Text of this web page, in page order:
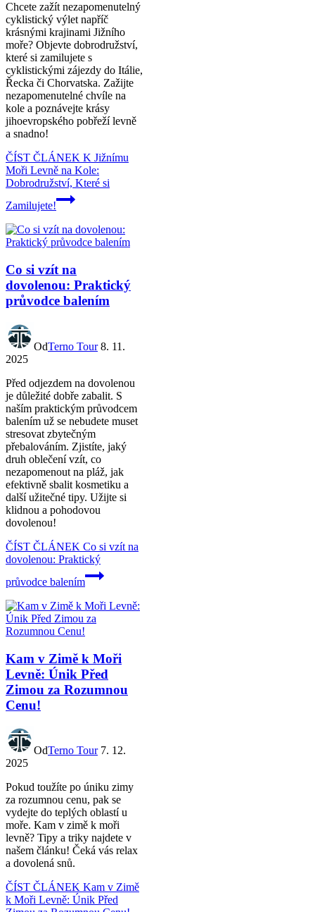
Chcete zažít nezapomenutelný
cyklistický výlet napříč
krásnými krajinami Jižního
moře? Objevte dobrodružství,
které si zamilujete s
cyklistickými zájezdy do Itálie,
Řecka či Chorvatska. Zažijte
nezapomenutelné chvíle na
kole a poznávejte krásy
jihoevropského pobřeží levně
a snadno!
ČÍST ČLÁNEK K Jižnímu
Moři Levně na Kole:
Dobrodružství, Které si
Zamilujete!
Co si vzít na
dovolenou: Praktický
průvodce balením
OdTerno Tour 8. 11.
2025
Před odjezdem na dovolenou
je důležité dobře zabalit. S
naším praktickým průvodcem
balením už se nebudete muset
stresovat zbytečným
přebalováním. Zjistíte, jaký
druh oblečení vzít, co
nezapomenout na pláž, jak
efektivně sbalit kosmetiku a
další užitečné tipy. Užijte si
klidnou a pohodovou
dovolenou!
ČÍST ČLÁNEK Co si vzít na
dovolenou: Praktický
průvodce balením
Kam v Zimě k Moři
Levně: Únik Před
Zimou za Rozumnou
Cenu!
OdTerno Tour 7. 12.
2025
Pokud toužíte po úniku zimy
za rozumnou cenu, pak se
vydejte do teplých oblastí u
moře. Kam v zimě k moři
levně? Tipy a triky najdete v
našem článku! Čeká vás relax
a dovolená snů.
ČÍST ČLÁNEK Kam v Zimě
k Moři Levně: Únik Před